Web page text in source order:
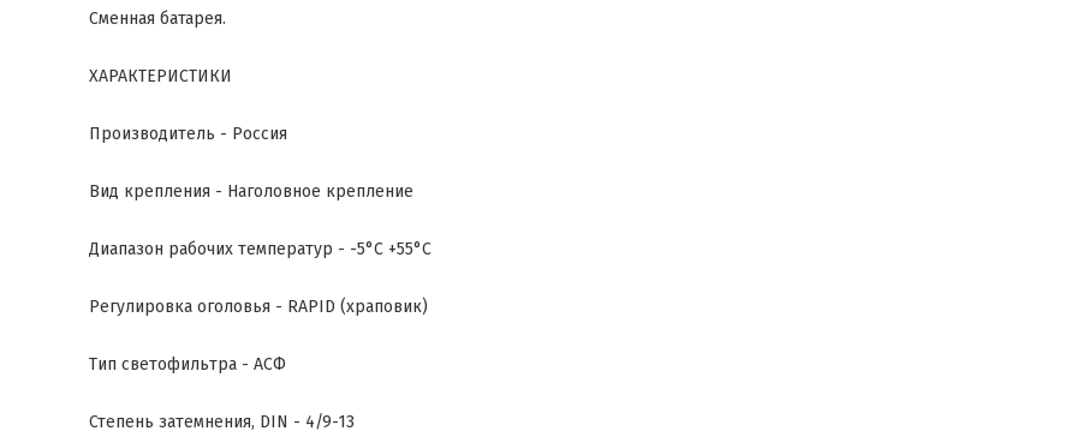
Сменная батарея.
ХАРАКТЕРИСТИКИ
Производитель - Россия
Вид крепления - Наголовное крепление
Диапазон рабочих температур - -5°C +55°C
Регулировка оголовья - RAPID (храповик)
Тип светофильтра - АСФ
Степень затемнения, DIN - 4/9-13